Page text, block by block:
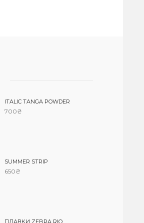
ITALIC TANGA POWDER
700₴
SUMMER STRIP
650₴
ПЛАВКИ ZEBRA RIO